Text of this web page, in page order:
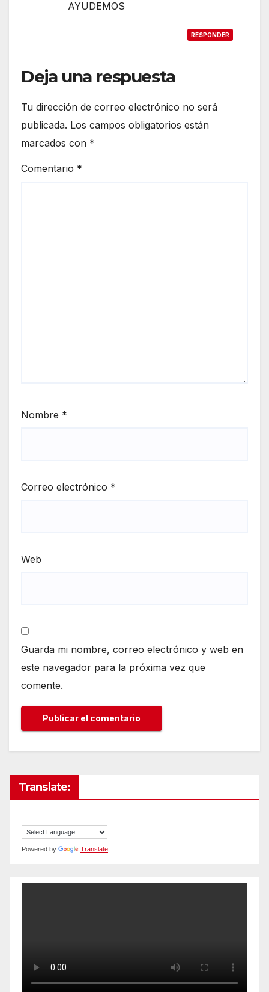
AYUDEMOS
RESPONDER
Deja una respuesta
Tu dirección de correo electrónico no será
publicada. Los campos obligatorios están
marcados con *
Comentario *
Nombre *
Correo electrónico *
Web
Guarda mi nombre, correo electrónico y web en
este navegador para la próxima vez que
comente.
Translate:
Powered by Translate